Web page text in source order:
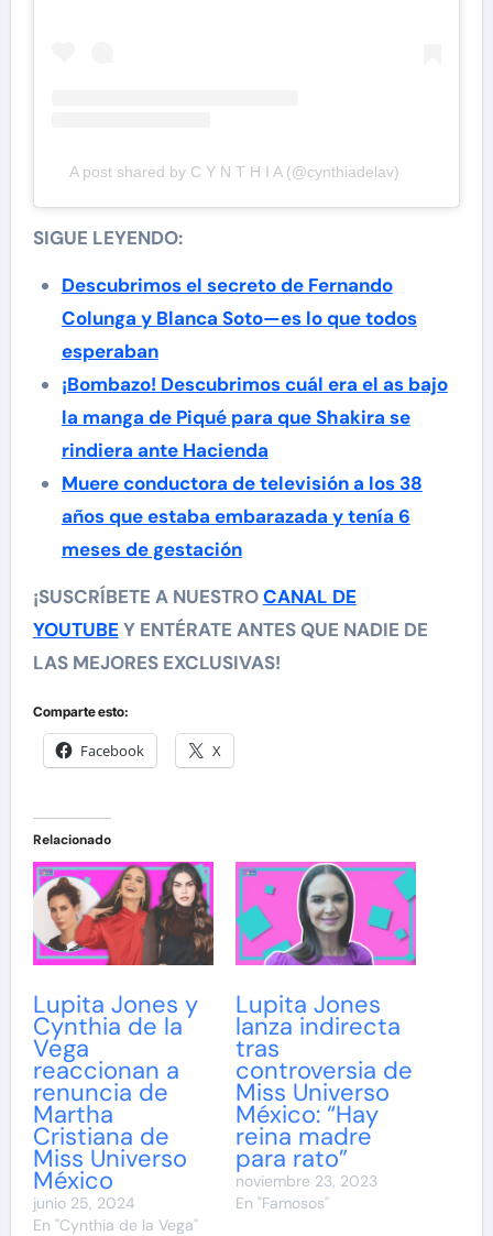
A post shared by C Y N T H I A (@cynthiadelav)
SIGUE LEYENDO:
Descubrimos el secreto de Fernando
Colunga y Blanca Soto—es lo que todos
esperaban
¡Bombazo! Descubrimos cuál era el as bajo
la manga de Piqué para que Shakira se
rindiera ante Hacienda
Muere conductora de televisión a los 38
años que estaba embarazada y tenía 6
meses de gestación
¡SUSCRÍBETE A NUESTROCANAL DE
YOUTUBE Y ENTÉRATE ANTES QUE NADIE DE
LAS MEJORES EXCLUSIVAS!
Comparte esto:
Facebook X
Relacionado
Lupita Jones y
Cynthia de la
Vega
reaccionan a
renuncia de
Martha
Cristiana de
Miss Universo
México
junio 25, 2024
En "Cynthia de la Vega"
Lupita Jones
lanza indirecta
tras
controversia de
Miss Universo
México: “Hay
reina madre
para rato”
noviembre 23, 2023
En "Famosos"